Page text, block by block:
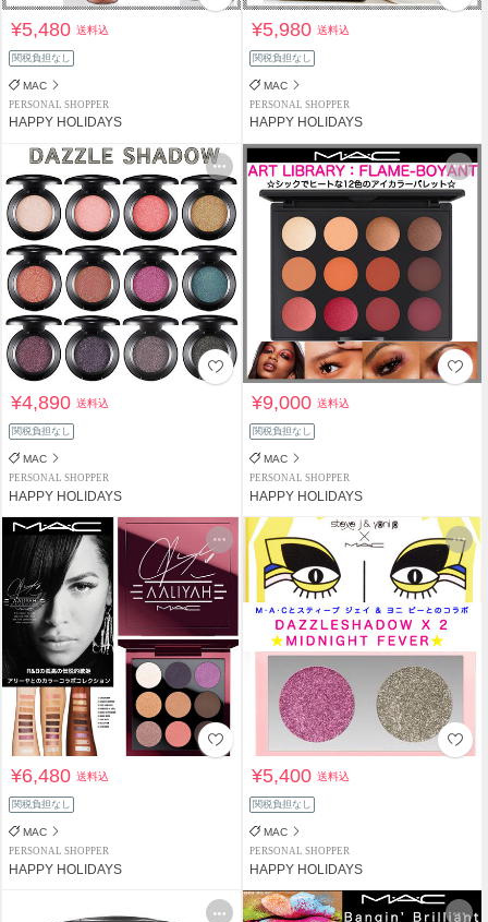
¥5,480送料込
関税負担なし
MAC
PERSONAL SHOPPER
HAPPY HOLIDAYS
¥5,980送料込
関税負担なし
MAC
PERSONAL SHOPPER
HAPPY HOLIDAYS
¥4,890送料込
関税負担なし
MAC
PERSONAL SHOPPER
HAPPY HOLIDAYS
¥9,000送料込
関税負担なし
MAC
PERSONAL SHOPPER
HAPPY HOLIDAYS
¥6,480送料込
関税負担なし
MAC
PERSONAL SHOPPER
HAPPY HOLIDAYS
¥5,400送料込
関税負担なし
MAC
PERSONAL SHOPPER
HAPPY HOLIDAYS